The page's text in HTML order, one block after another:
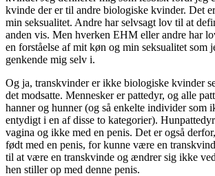
kvinde der er til andre biologiske kvinder. Det
min seksualitet. Andre har selvsagt lov til at
anden vis. Men hverken EHM eller andre har
en forståelse af mit køn og min seksualitet som
genkende mig selv i.
Og ja, transkvinder er ikke biologiske kvinder
det modsatte. Mennesker er pattedyr, og alle
hanner og hunner (og så enkelte individer som
entydigt i en af disse to kategorier).
vagina og ikke med en penis. Det er også
født med en penis, for kunne være en
til at være en transkvinde og ændrer sig ikke
hen stiller op med denne penis.